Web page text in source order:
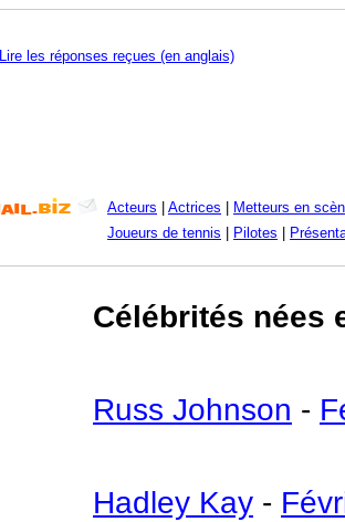
Lire les réponses reçues (en anglais)
Acteurs Actrices
Metteurs en
Joueurs de tennis
Pilotes
Célébrités nées
Russ Johnson -
Hadley Kay -